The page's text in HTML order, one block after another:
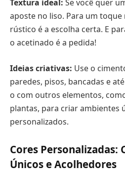
Textura ideal: Se você quer
aposte no liso. Para um toque
rústico é a escolha certa. E
o acetinado é a pedida!
Ideias criativas: Use o
paredes, pisos, bancadas e
o com outros elementos,
plantas, para criar ambientes
personalizados.
Cores Personalizadas:
Únicos e Acolhedores